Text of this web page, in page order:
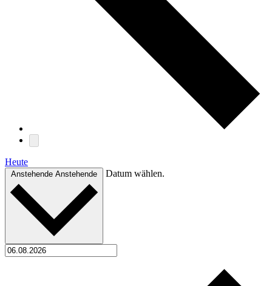
Heute
Anstehende Anstehende Datum wählen.